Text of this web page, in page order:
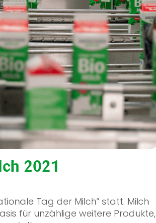
2021
Tag der Milch“ statt. Milch
für unzählige weitere Produkte,